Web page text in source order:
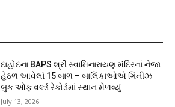
દાહોદના BAPS શ્રી સ્વામિનારાયણ મંદિરનાં નેજા
હેઠળ આવેલાં 15 બાળ – બાલિકાઓએ ગિનીઝ
બુક ઓફ વર્લ્ડ રેકોર્ડમાં સ્થાન મેળવ્યું
July 13, 2026